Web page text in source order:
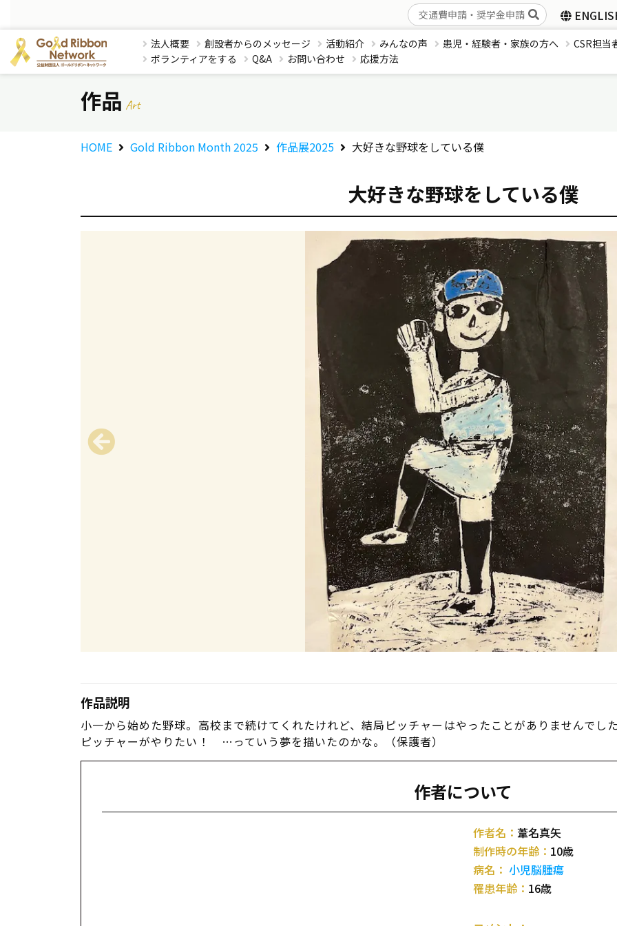
法人概要 創設者からのメッセージ 活動紹介 みんなの声 患児・経験者・家族の方へ
CSR担当
ボランティアをする
Q&A お問い合わせ 応援方法
作品 Art
HOME Gold Ribbon Month 2025 作品展2025 大好きな野球をしている僕
大好きな野球をしている僕
作品説明
小一から始めた野球。高校まで続けてくれたけれど、結局ピッチャーはやったことがありませんでし
ピッチャーがやりたい！ …っていう夢を描いたのかな。（保護者）
作者について
作者名： 葦名真矢
制作時の年齢： 10歳
病名： 小児脳腫瘍
罹患年齢： 16歳